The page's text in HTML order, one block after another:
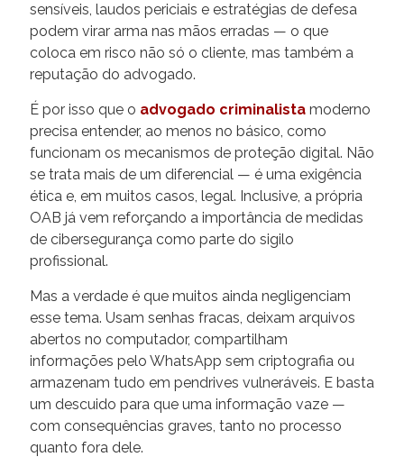
sensíveis, laudos periciais e estratégias de defesa
podem virar arma nas mãos erradas — o que
coloca em risco não só o cliente, mas também a
reputação do advogado.
É por isso que o advogado criminalista moderno
precisa entender, ao menos no básico, como
funcionam os mecanismos de proteção digital. Não
se trata mais de um diferencial — é uma exigência
ética e, em muitos casos, legal. Inclusive, a própria
OAB já vem reforçando a importância de medidas
de cibersegurança como parte do sigilo
profissional.
Mas a verdade é que muitos ainda negligenciam
esse tema. Usam senhas fracas, deixam arquivos
abertos no computador, compartilham
informações pelo WhatsApp sem criptografia ou
armazenam tudo em pendrives vulneráveis. E basta
um descuido para que uma informação vaze —
com consequências graves, tanto no processo
quanto fora dele.